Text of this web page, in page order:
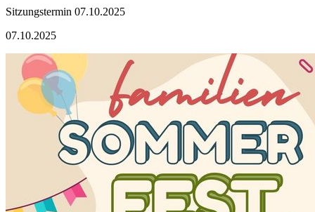
Sitzungstermin 07.10.2025
07.10.2025